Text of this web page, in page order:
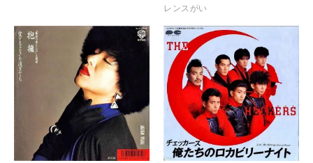
レンスがい